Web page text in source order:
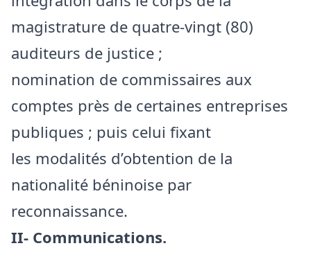
magistrature de quatre-vingt (80)
auditeurs de justice ;
nomination de commissaires aux
comptes près de certaines entreprises
publiques ; puis celui fixant
les modalités d’obtention de la
nationalité béninoise par
reconnaissance.
II- Communications.